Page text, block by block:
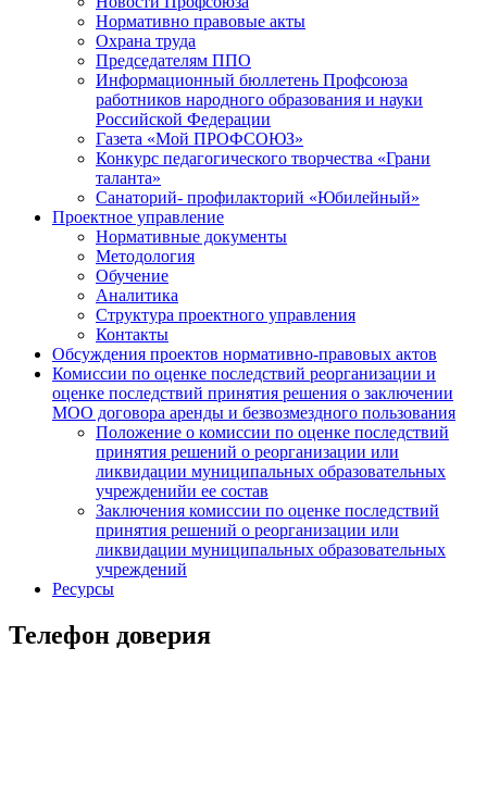
Нормативно правовые акты
Охрана труда
Председателям ППО
Информационный бюллетень Профсоюза
работников народного образования и науки
Российской Федерации
Газета «Мой ПРОФСОЮЗ»
Конкурс педагогического творчества «Грани
таланта»
Санаторий- профилакторий «Юбилейный»
Проектное управление
Нормативные документы
Методология
Обучение
Аналитика
Структура проектного управления
Контакты
Обсуждения проектов нормативно-правовых актов
Комиссии по оценке последствий реорганизации и
оценке последствий принятия решения о заключении
МОО договора аренды и безвозмездного пользования
Положение о комиссии по оценке последствий
принятия решений о реорганизации или
ликвидации муниципальных образовательных
учрежденийи ее состав
Заключения комиссии по оценке последствий
принятия решений о реорганизации или
ликвидации муниципальных образовательных
учреждений
Ресурсы
Телефон доверия